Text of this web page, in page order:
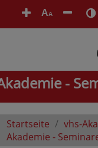
AA
-
Startseite vhs-
Akademie -